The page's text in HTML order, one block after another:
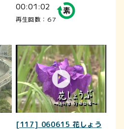
00:01:02
再生回数：67
[117] 060615 花しょう